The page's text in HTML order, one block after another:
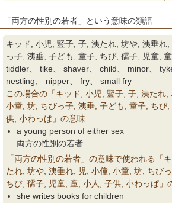
「両方の性別の若者」という意味の類語
キッド, 小児, 豎子, 子, 洟たれ, 坊や, 洟垂れ
っ子, 洟垂, 子ども, 童子, ちび, 孺子, 児童,
tiddler、 tike、 shaver、 child、 minor、
nestling、 nipper、 fry、 small fry
この場合の「キッド, 小児, 豎子, 子, 洟たれ,
小童, 坊, ちびっ子, 洟垂, 子ども, 童子, ちび
供, 小わっぱ」の意味
a young person of either sex
両方の性別の若者
「両方の性別の若者」の意味で使われる「
たれ, 坊や, 洟垂れ, 児, 小僮, 小童, 坊, ちび
ちび, 孺子, 児童, 童, 小人, 子供, 小わっぱ」
she writes books for children